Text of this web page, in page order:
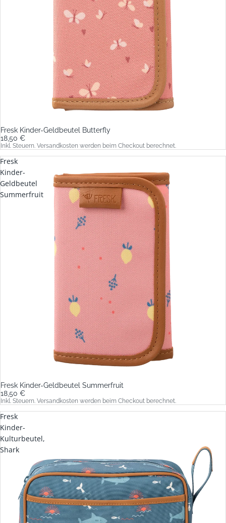
Fresk Kinder-Geldbeutel Butterfly
18,50 €
Inkl. Steuern. Versandkosten werden beim Checkout berechnet.
Fresk
Kinder-
Geldbeutel
Summerfruit
Fresk Kinder-Geldbeutel Summerfruit
18,50 €
Inkl. Steuern. Versandkosten werden beim Checkout berechnet.
Fresk
Kinder-
Kulturbeutel,
Shark